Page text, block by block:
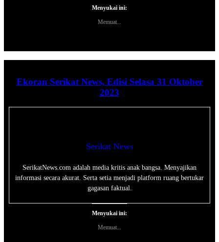
Menyukai ini:
Memuat...
Ekoran Serikat News, Edisi Selasa 31 Oktober
2023
Serikat News
SerikatNews.com adalah media kritis anak bangsa. Menyajikan
informasi secara akurat. Serta setia menjadi platform ruang bertukar
gagasan faktual.
Menyukai ini:
Memuat...